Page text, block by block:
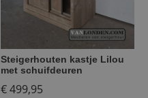
Steigerhouten kastje Lilou
met schuifdeuren
€499,95